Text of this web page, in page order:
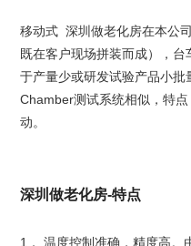
移动式 深圳做老化房在本公
既在客户现场拼装而成），
于产量少或研发试验产品小批
Chamber测试系统相似，特
动。
深圳做老化房-特点
1． 温度控制准确，精度高。